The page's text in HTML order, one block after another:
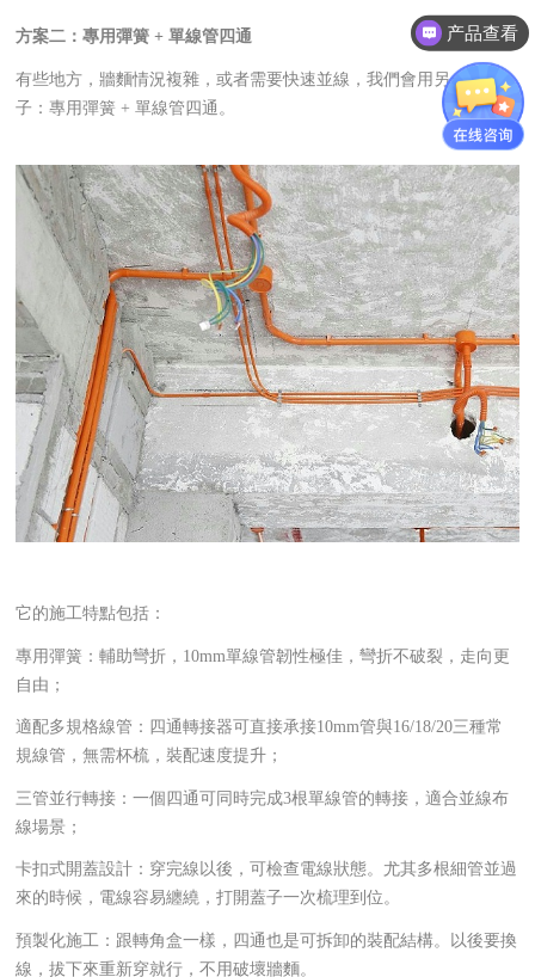
方案二：專用彈簧 + 單線管四通
有些地方，牆麵情況複雜，或者需要快速並線，我們會用另一套法
子：專用彈簧 + 單線管四通。
它的施工特點包括：
專用彈簧：輔助彎折，10mm單線管韌性極佳，彎折不破裂，走向更
自由；
適配多規格線管：四通轉接器可直接承接10mm管與16/18/20三種常
規線管，無需杯梳，裝配速度提升；
三管並行轉接：一個四通可同時完成3根單線管的轉接，適合並線布
線場景；
卡扣式開蓋設計：穿完線以後，可檢查電線狀態。尤其多根細管並過
來的時候，電線容易纏繞，打開蓋子一次梳理到位。
預製化施工：跟轉角盒一樣，四通也是可拆卸的裝配結構。以後要換
線，拔下來重新穿就行，不用破壞牆麵。
产品查看